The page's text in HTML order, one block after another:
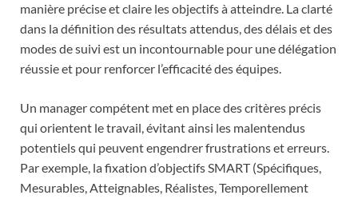
manière précise et claire les objectifs à atteindre. La clarté
dans la définition des résultats attendus, des délais et des
modes de suivi est un incontournable pour une délégation
réussie et pour renforcer l’efficacité des équipes.
Un manager compétent met en place des critères précis
qui orientent le travail, évitant ainsi les malentendus
potentiels qui peuvent engendrer frustrations et erreurs.
Par exemple, la fixation d’objectifs SMART (Spécifiques,
Mesurables, Atteignables, Réalistes, Temporellement